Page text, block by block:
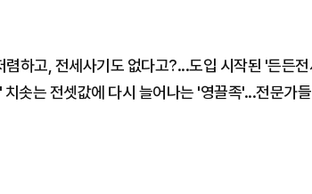
렴하고, 전세사기도 없다고?...도입 시작된 '든든전
치솟는 전셋값에 다시 늘어나는 '영끌족'...전문가